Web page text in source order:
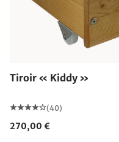
Tiroir « Kiddy »
(40)
270,00 €